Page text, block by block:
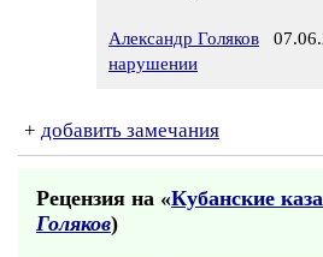
Александр Голяков
нарушении
+ добавить замечания
Рецензия на «Кубанские
Голяков)